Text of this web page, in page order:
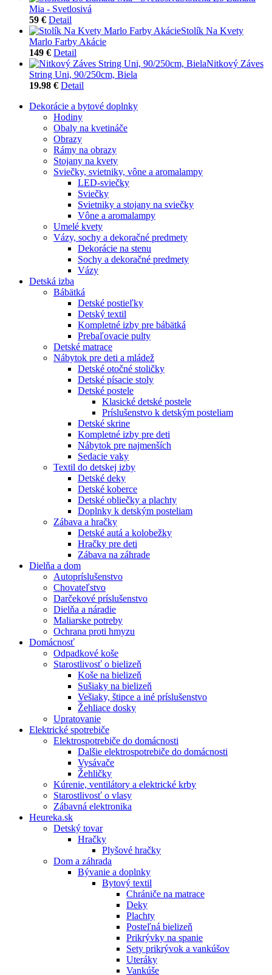
Mia - Svetlosivá
59 € Detail
Stolík Na Kvety
Marlo Farby Akácie
149 € Detail
Nitkový Záves
String Uni, 90/250cm, Biela
19.98 € Detail
Dekorácie a bytové doplnky
Hodiny
Obaly na kvetináče
Obrazy
Rámy na obrazy
Stojany na kvety
Sviečky, svietniky, vône a aromalampy
LED-sviečky
Sviečky
Svietniky a stojany na sviečky
Vône a aromalampy
Umelé kvety
Vázy, sochy a dekoračné predmety
Dekorácie na stenu
Sochy a dekoračné predmety
Vázy
Detská izba
Bábätká
Detské postieľky
Detský textil
Kompletné izby pre bábätká
Prebaľovacie pulty
Detské matrace
Nábytok pre deti a mládež
Detské otočné stoličky
Detské písacie stoly
Detské postele
Klasické detské postele
Príslušenstvo k detským posteliam
Detské skrine
Kompletné izby pre deti
Nábytok pre najmenších
Sedacie vaky
Textil do detskej izby
Detské deky
Detské koberce
Detské obliečky a plachty
Doplnky k detským posteliam
Zábava a hračky
Detské autá a kolobežky
Hračky pre deti
Zábava na záhrade
Dielňa a dom
Autopríslušenstvo
Chovateľstvo
Darčekové príslušenstvo
Dielňa a náradie
Maliarske potreby
Ochrana proti hmyzu
Domácnosť
Odpadkové koše
Starostlivosť o bielizeň
Koše na bielizeň
Sušiaky na bielizeň
Vešiaky, štipce a iné príslušenstvo
Žehliace dosky
Upratovanie
Elektrické spotrebiče
Elektrospotrebiče do domácnosti
Dalšie elektrospotrebiče do domácnosti
Vysávače
Žehličky
Kúrenie, ventilátory a elektrické krby
Starostlivosť o vlasy
Zábavná elektronika
Heureka.sk
Detský tovar
Hračky
Plyšové hračky
Dom a záhrada
Bývanie a doplnky
Bytový textil
Chrániče na matrace
Deky
Plachty
Posteľná bielizeň
Prikrývky na spanie
Sety prikrývok a vankúšov
Uteráky
Vankúše